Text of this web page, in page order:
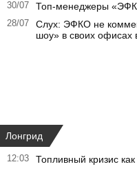
30/07 Топ-менеджеры
28/07
Слух: ЭФКО не
шоу» в своих
Лонгрид
12:03 Топливный кризис